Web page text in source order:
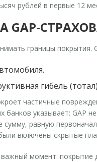
рублей в первые 12
GAP-
границы покрытия.
гибель
частичные
банков указывает: GAP
сумму, равную
включены скрытые
момент: покрытие